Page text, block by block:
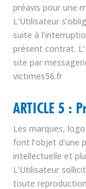
préavis pour une
L’Utilisateur
suite à
présent contrat.
site par
victimes56.fr
ARTICLE 5 :
Les marques,
font l’objet d’une
intellectuelle et
L’Utilisateur
toute